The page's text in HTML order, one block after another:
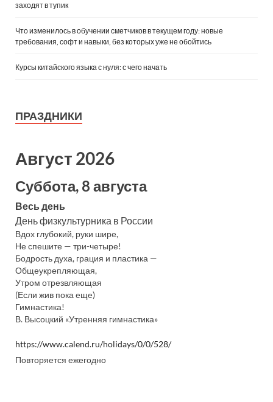
заходят в тупик
Что изменилось в обучении сметчиков в текущем году: новые
требования, софт и навыки, без которых уже не обойтись
Курсы китайского языка с нуля: с чего начать
ПРАЗДНИКИ
Август 2026
Суббота, 8 августа
Весь день
День физкультурника в России
Вдох глубокий, руки шире,
Не спешите — три-четыре!
Бодрость духа, грация и пластика —
Общеукрепляющая,
Утром отрезвляющая
(Если жив пока еще)
Гимнастика!
В. Высоцкий «Утренняя гимнастика»
https://www.calend.ru/holidays/0/0/528/
Повторяется ежегодно